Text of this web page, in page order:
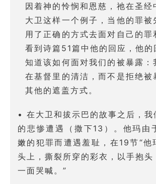
因着神的怜悯和恩慈，祂在圣经
大卫这样一个例子，当他的罪被
用了正确的方式去面对自己的罪
看到诗篇51篇中他的回应，他的
知道该如何面对我们的被暴露：
在基督里的清洁，而不是拒绝被
其他的遮盖方式。
• 在大卫和拔示巴的故事之后，我
的悲惨遭遇（撒下13）。他玛由
嫩的犯罪而遭遇羞耻，在19节“他
头上，撕裂所穿的彩衣，以手抱头
一面哭喊。”